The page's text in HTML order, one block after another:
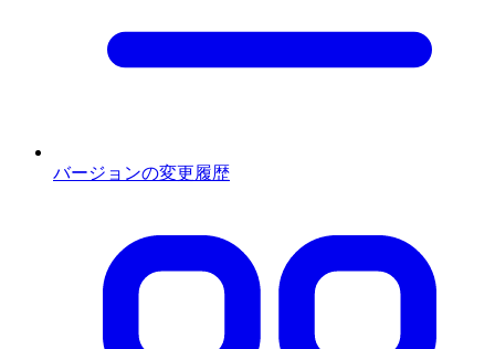
バージョンの変更履歴